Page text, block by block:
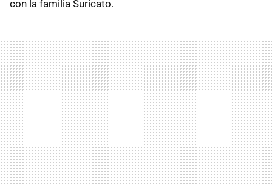
con la familia Suricato.